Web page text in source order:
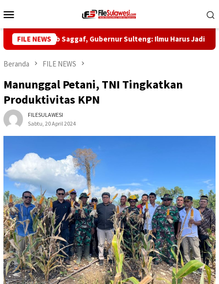
ke
Mobile
FILE NEWS
5 Habib Saggaf, Gubernur Sulteng: Ilmu Harus Jadi Panglima
Beranda FILE NEWS
Manunggal Petani, TNI Tingkatkan
Produktivitas KPN
FILESULAWESI
Sabtu, 20 April 2024